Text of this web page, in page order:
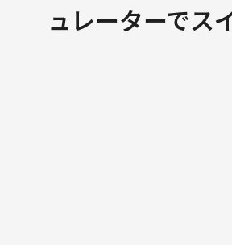
ュレーターでス